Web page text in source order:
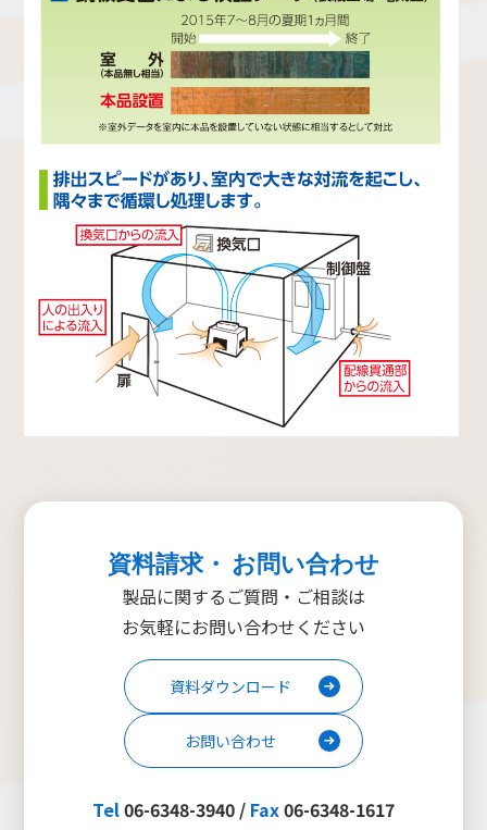
資料請求・ お問い合わせ
製品に関するご質問・ご相談は
お気軽にお問い合わせください
資料ダウンロード
お問い合わせ
Tel06-6348-3940 / Fax06-6348-1617